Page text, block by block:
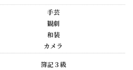
手芸
観劇
和装
カメラ
簿記３級